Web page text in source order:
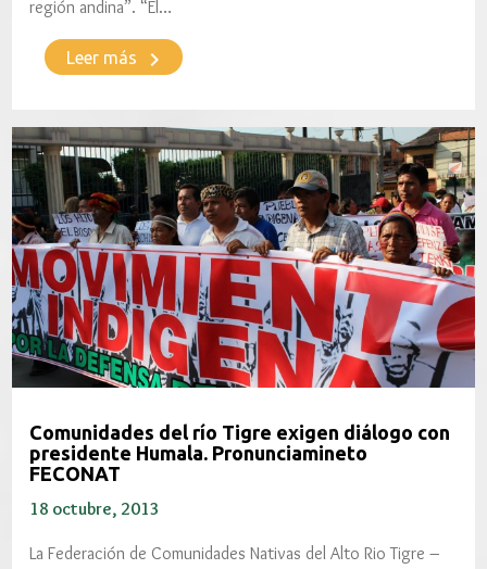
región andina”. “El…
Leer más keyboard_arrow_right
Comunidades del río Tigre exigen diálogo con
presidente Humala. Pronunciamineto
FECONAT
18 octubre, 2013
La Federación de Comunidades Nativas del Alto Rio Tigre –